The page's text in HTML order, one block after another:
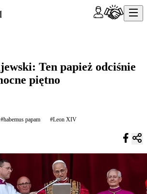
Ten papież odciśnie
piętno
#habemus papam #Leon XIV